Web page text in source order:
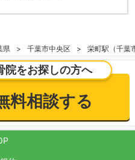
県 千葉市中央区 栄町駅（千葉
院をお探しの方へ
料相談する